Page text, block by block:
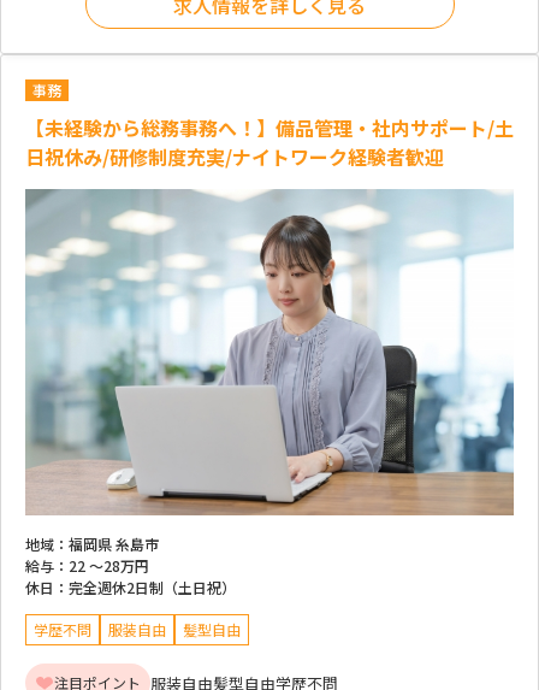
事務
【未経験から総務事務へ！】備品管理・社内サポート/土
日祝休み/研修制度充実/ナイトワーク経験者歓迎
地域： 福岡県 糸島市
給与： 22 ～28万円
休日： 完全週休2日制（土日祝）
学歴不問 服装自由 髪型自由
注目ポイント 服装自由髪型自由学歴不問